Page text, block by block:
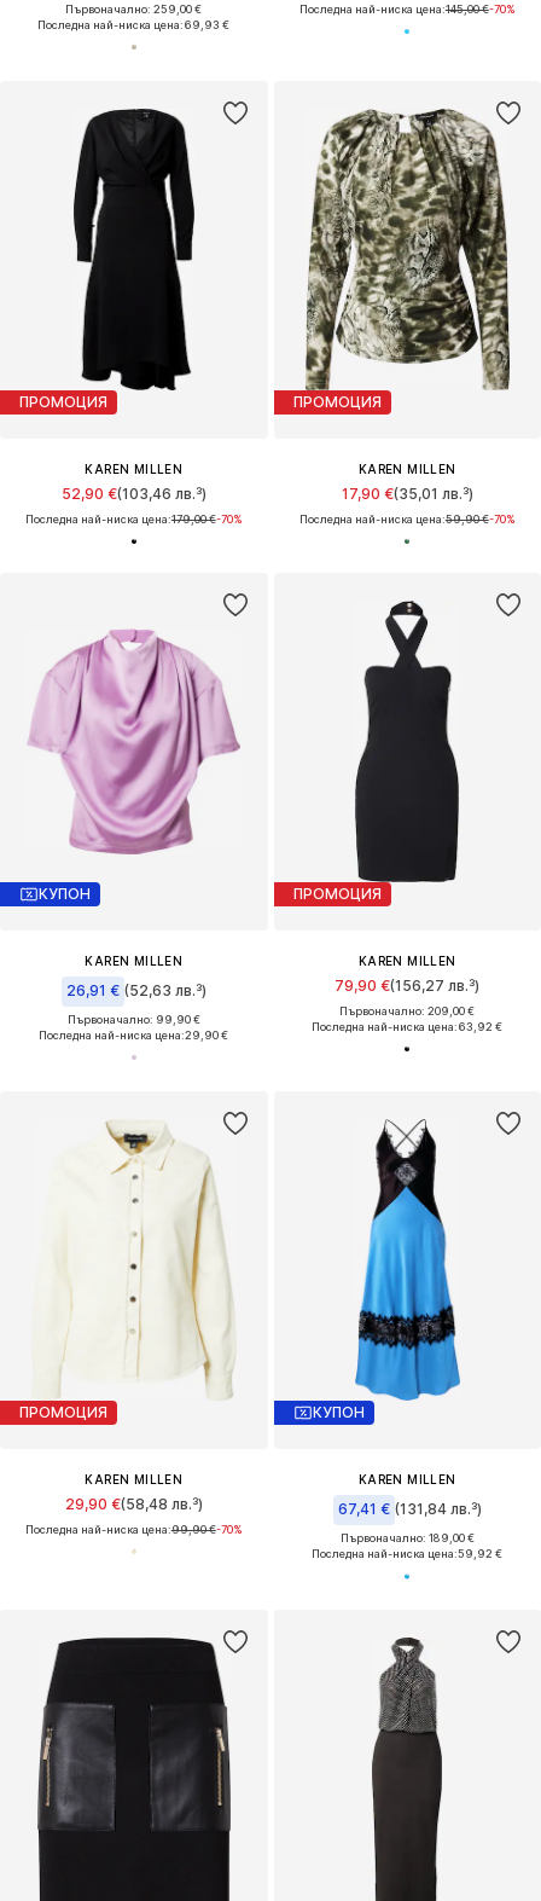
Първоначално: 259,00 €
Последна най-ниска цена:69,93 €
Последна най-ниска цена:145,00 €-70%
ПРОМОЦИЯ
KAREN MILLEN
52,90 €(103,46 лв.³)
Последна най-ниска цена:179,00 €-70%
ПРОМОЦИЯ
KAREN MILLEN
17,90 €(35,01 лв.³)
Последна най-ниска цена:59,90 €-70%
КУПОН
KAREN MILLEN
26,91 € (52,63 лв.³)
Първоначално: 99,90 €
Последна най-ниска цена:29,90 €
ПРОМОЦИЯ
KAREN MILLEN
79,90 €(156,27 лв.³)
Първоначално: 209,00 €
Последна най-ниска цена:63,92 €
ПРОМОЦИЯ
KAREN MILLEN
29,90 €(58,48 лв.³)
Последна най-ниска цена:99,90 €-70%
КУПОН
KAREN MILLEN
67,41 € (131,84 лв.³)
Първоначално: 189,00 €
Последна най-ниска цена:59,92 €